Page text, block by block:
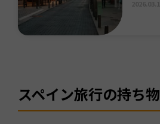
スペイン旅行の持ち物